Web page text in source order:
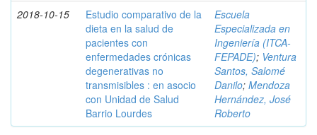
2018-10-15
Estudio comparativo de la
dieta en la salud de
pacientes con
enfermedades crónicas
degenerativas no
transmisibles : en asocio
con Unidad de Salud
Barrio Lourdes
Escuela
Especializada en
Ingeniería (ITCA-
FEPADE); Ventura
Santos, Salomé
Danilo; Mendoza
Hernández, José
Roberto